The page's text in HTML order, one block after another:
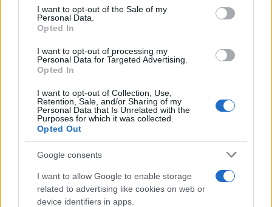
consent section.
I want to opt-out of the Sale of my
Personal Data.
Opted In
I want to opt-out of processing my
Personal Data for Targeted Advertising.
Opted In
I want to opt-out of Collection, Use,
Retention, Sale, and/or Sharing of my
Personal Data that Is Unrelated with the
Purposes for which it was collected.
Opted Out
Google consents
I want to allow Google to enable storage
related to advertising like cookies on web or
device identifiers in apps.
Ποιές σακούλες είναι δωρεάν
πλαστικής σακούλας από την
Πρωτοχρονιά
30/12/2018 - 18:03
φορολογία
30/12/2018 - 10:16